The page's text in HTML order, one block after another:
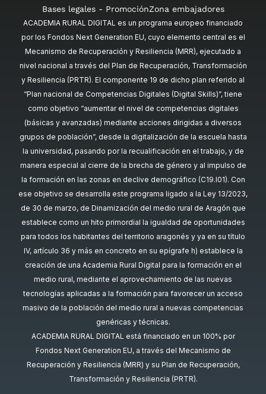
Bases legales - PromociónZona embajadores
ACADEMIA RURAL DIGITAL es un programa europeo financiado
por los Fondos Next Generation EU, cuyo elemento central es el
Mecanismo de Recuperación y Resiliencia (MRR), ejecutado a
nivel nacional a través del Plan de Recuperación, Transformación
y Resiliencia (PRTR). El componente 19 de dicho plan referido al
“Plan nacional de Competencias Digitales (Digital Skills)”, tiene
como objetivo “aumentar el nivel de competencias digitales
(básicas y avanzadas) mediante acciones dirigidas a diversos
grupos de población”, desde la digitalización de la escuela hasta
la universidad, pasando por la recualificación en el trabajo, y de
manera especial al cierre de la brecha de género y al impulso de
la formación en las zonas en declive demográfico (C19.I01). Con
ese objetivo se desarrolla este programa ligado a la Ley 13/2023,
de 30 de marzo, de Dinamización del medio rural de Aragón que
establece como un hito primordial la igualdad de oportunidades
para todos los habitantes del territorio aragonés y ya en su título
IV, artículo 36 y más en concreto en su epígrafe h) establece la
creación de una Academia Rural Digital para la formación en el
medio rural, mediante el aprovechamiento de las nuevas
tecnologías aplicadas a la formación para favorecer un acceso
masivo de la población del medio rural a nuevas competencias
genéricas y técnicas.
ACADEMIA RURAL DIGITAL está financiado en un 100% por
Fondos Next Generation EU, a través del Mecanismo de
Recuperación y Resiliencia (MRR) y su Plan de Recuperación,
Transformación y Resiliencia (PRTR).